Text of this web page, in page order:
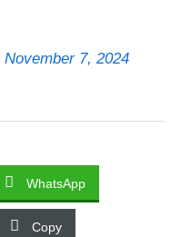
November 7, 2024
WhatsApp
Copy